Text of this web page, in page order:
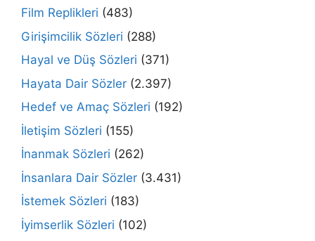
Film Replikleri (483)
Girişimcilik Sözleri (288)
Hayal ve Düş Sözleri (371)
Hayata Dair Sözler (2.397)
Hedef ve Amaç Sözleri (192)
İletişim Sözleri (155)
İnanmak Sözleri (262)
İnsanlara Dair Sözler (3.431)
İstemek Sözleri (183)
İyimserlik Sözleri (102)